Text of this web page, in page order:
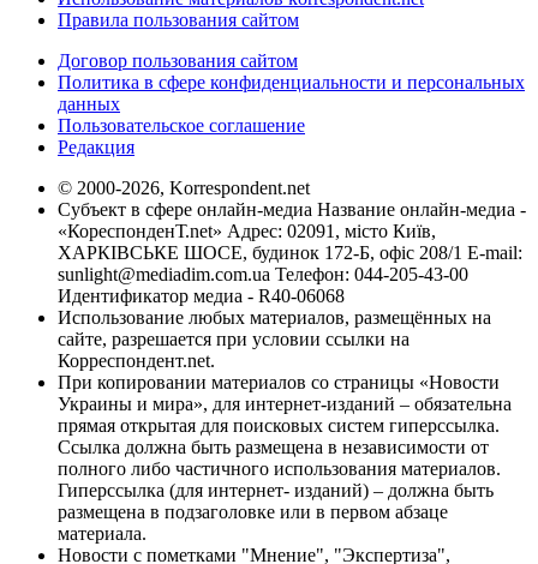
Правила пользования сайтом
Договор пользования сайтом
Политика в сфере конфиденциальности и персональных
данных
Пользовательское соглашение
Редакция
© 2000-2026, Korrespondent.net
Субъект в сфере онлайн-медиа Название онлайн-медиа -
«КореспонденТ.net» Адрес: 02091, місто Київ,
ХАРКІВСЬКЕ ШОСЕ, будинок 172-Б, офіс 208/1 E-mail:
sunlight@mediadim.com.ua Телефон: 044-205-43-00
Идентификатор медиа - R40-06068
Использование любых материалов, размещённых на
сайте, разрешается при условии ссылки на
Корреспондент.net.
При копировании материалов со страницы «Новости
Украины и мира», для интернет-изданий – обязательна
прямая открытая для поисковых систем гиперссылка.
Ссылка должна быть размещена в независимости от
полного либо частичного использования материалов.
Гиперссылка (для интернет- изданий) – должна быть
размещена в подзаголовке или в первом абзаце
материала.
Новости с пометками "Мнение", "Экспертиза",